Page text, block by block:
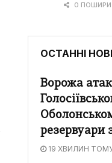
0
ОСТАННІ
Ворожа
резервуари
19 ХВИЛИН